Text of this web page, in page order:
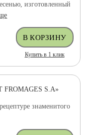
изготовленный
Купить в 1 клик
S.A»
знаменитого